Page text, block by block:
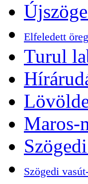
Elfeledett
Turul
Maros-
Szögedi